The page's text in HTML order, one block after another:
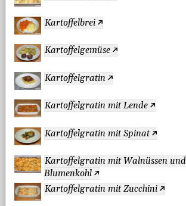
Kartoffelbrei
Kartoffelgemüse
Kartoffelgratin
Kartoffelgratin mit Lende
Kartoffelgratin mit Spinat
Kartoffelgratin mit Walnüssen und
Blumenkohl
Kartoffelgratin mit Zucchini